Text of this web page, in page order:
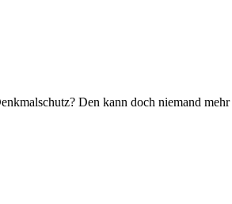
Den kann doch niemand